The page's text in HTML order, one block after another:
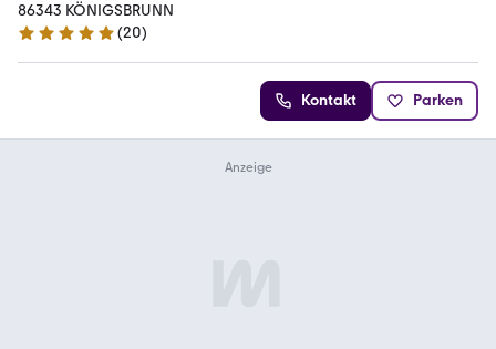
86343 KÖNIGSBRUNN
5 Sterne
(20)
Kontakt Parken